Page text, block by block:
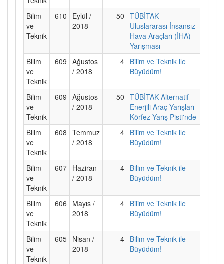
Bilim
ve
Teknik
610
Eylül /
2018
50 TÜBİTAK
Uluslararası İnsansız
Hava Araçları (İHA)
Yarışması
Bilim
ve
Teknik
609 Ağustos
/ 2018
4 Bilim ve Teknik ile
Büyüdüm!
Bilim
ve
Teknik
609 Ağustos
/ 2018
50 TÜBİTAK Alternatif
Enerjili Araç Yarışları
Körfez Yarış Pisti'nde
Bilim
ve
Teknik
608 Temmuz
/ 2018
4 Bilim ve Teknik ile
Büyüdüm!
Bilim
ve
Teknik
607 Haziran
/ 2018
4 Bilim ve Teknik ile
Büyüdüm!
Bilim
ve
Teknik
606
Mayıs /
2018
4 Bilim ve Teknik ile
Büyüdüm!
Bilim
ve
Teknik
605 Nisan /
2018
4 Bilim ve Teknik ile
Büyüdüm!